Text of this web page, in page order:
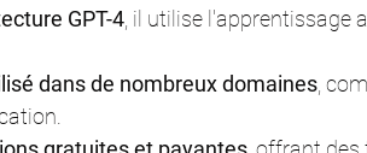
GPT-4 , il utilise
dans de nombreux domaines ,